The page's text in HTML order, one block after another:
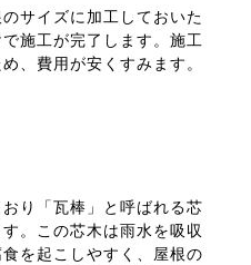
サイズに加工しておいた
施工が完了します。施工
、費用が安くすみます。
り「瓦棒」と呼ばれる芯
。この芯木は雨水を吸収
を起こしやすく、屋根の